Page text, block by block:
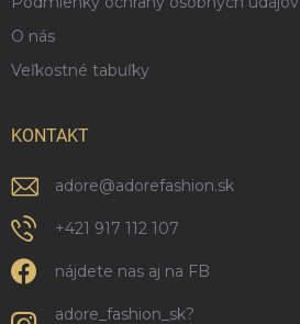
O nás
Veľkostné tabuľky
KONTAKT
adore@adorefashion.sk
+421 917 112 107
nájdete nas aj na FB
adore_fashion_sk?